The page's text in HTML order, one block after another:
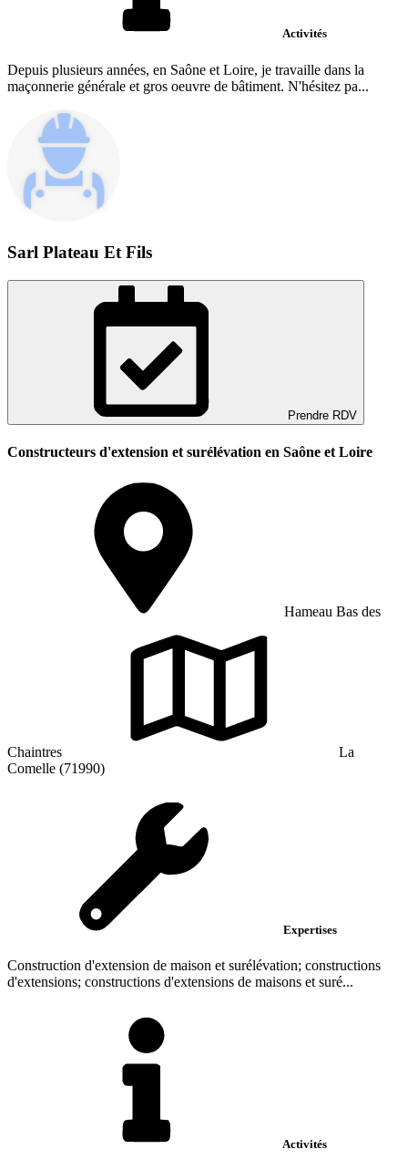
Activités
Depuis plusieurs années, en Saône et Loire, je travaille dans la
maçonnerie générale et gros oeuvre de bâtiment. N'hésitez pa...
Sarl Plateau Et Fils
Prendre RDV
Constructeurs d'extension et surélévation en Saône et Loire
Hameau Bas des
Chaintres
La
Comelle (71990)
Expertises
Construction d'extension de maison et surélévation; constructions
d'extensions; constructions d'extensions de maisons et suré...
Activités